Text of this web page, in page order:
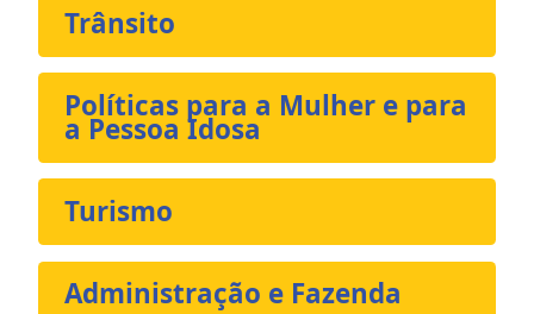
Trânsito
Políticas para a Mulher e para
a Pessoa Idosa
Turismo
Administração e Fazenda